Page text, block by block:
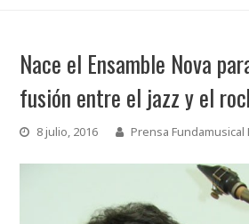
Nace el Ensamble Nova
fusión entre el jazz y el
8 julio, 2016 Prensa Fundamusical